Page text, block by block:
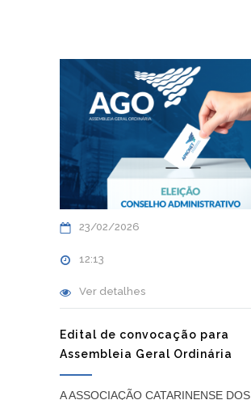
23/02/2026
12:13
Ver detalhes
Edital de convocação para
Assembleia Geral Ordinária
A ASSOCIAÇÃO CATARINENSE DOS